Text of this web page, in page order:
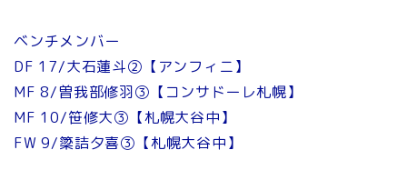
ベンチメンバー
DF 17/大石蓮斗②【アンフィニ】
MF 8/曽我部修羽③【コンサドーレ札幌】
MF 10/笹修大③【札幌大谷中】
FW 9/簗詰夕喜③【札幌大谷中】